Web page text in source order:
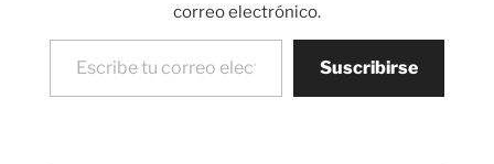
correo electrónico.
Escribe tu correo electrónico…
Suscribirse